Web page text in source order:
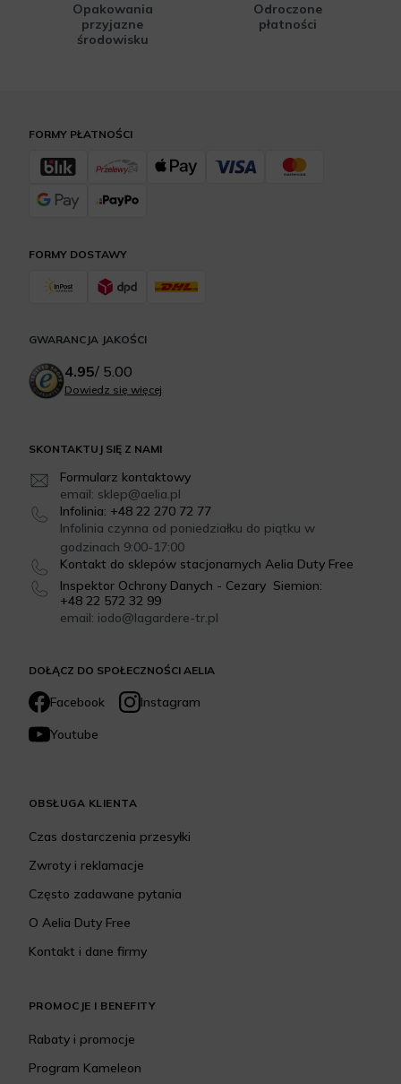
Opakowania
przyjazne
środowisku
Odroczone
płatności
DOŁĄCZ DO SPOŁECZNOŚCI AELIA
Facebook
Instagram
Youtube
SKONTAKTUJ SIĘ Z NAMI
Formularz kontaktowy
email: sklep@aelia.pl
Infolinia: +48 22 270 72 77
Infolinia czynna od poniedziałku do piątku w
godzinach 9:00-17:00
Kontakt do sklepów stacjonarnych Aelia Duty Free
Inspektor Ochrony Danych - Cezary Siemion:
+48 22 572 32 99
email: iodo@lagardere-tr.pl
FORMY DOSTAWY
FORMY PŁATNOŚCI
OBSŁUGA KLIENTA
Czas dostarczenia przesyłki
Zwroty i reklamacje
Często zadawane pytania
O Aelia Duty Free
Kontakt i dane firmy
PROMOCJE I BENEFITY
Rabaty i promocje
Program Kameleon
GWARANCJA JAKOŚCI
4.95/ 5.00
Dowiedz się więcej